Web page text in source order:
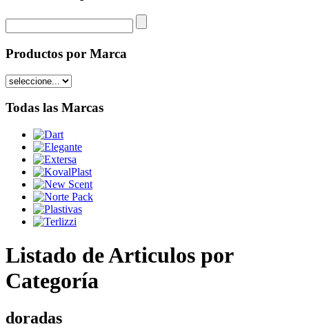
Productos por Marca
Todas las Marcas
Listado de Articulos por
Categoría
doradas